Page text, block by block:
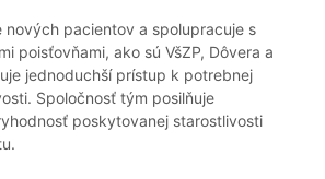
nových pacientov a spolupracuje s
poisťovňami, ako sú VšZP, Dôvera a
jednoduchší prístup k potrebnej
Spoločnosť tým posilňuje
poskytovanej starostlivosti